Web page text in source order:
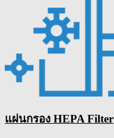
แผ่นกรอง HEPA Filter